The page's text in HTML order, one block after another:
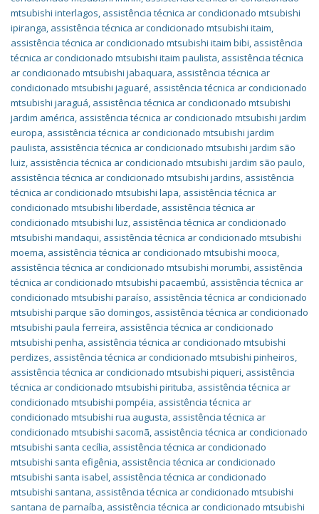
mtsubishi interlagos, assistência técnica ar condicionado mtsubishi
ipiranga, assistência técnica ar condicionado mtsubishi itaim,
assistência técnica ar condicionado mtsubishi itaim bibi, assistência
técnica ar condicionado mtsubishi itaim paulista, assistência técnica
ar condicionado mtsubishi jabaquara, assistência técnica ar
condicionado mtsubishi jaguaré, assistência técnica ar condicionado
mtsubishi jaraguá, assistência técnica ar condicionado mtsubishi
jardim américa, assistência técnica ar condicionado mtsubishi jardim
europa, assistência técnica ar condicionado mtsubishi jardim
paulista, assistência técnica ar condicionado mtsubishi jardim são
luiz, assistência técnica ar condicionado mtsubishi jardim são paulo,
assistência técnica ar condicionado mtsubishi jardins, assistência
técnica ar condicionado mtsubishi lapa, assistência técnica ar
condicionado mtsubishi liberdade, assistência técnica ar
condicionado mtsubishi luz, assistência técnica ar condicionado
mtsubishi mandaqui, assistência técnica ar condicionado mtsubishi
moema, assistência técnica ar condicionado mtsubishi mooca,
assistência técnica ar condicionado mtsubishi morumbi, assistência
técnica ar condicionado mtsubishi pacaembú, assistência técnica ar
condicionado mtsubishi paraíso, assistência técnica ar condicionado
mtsubishi parque são domingos, assistência técnica ar condicionado
mtsubishi paula ferreira, assistência técnica ar condicionado
mtsubishi penha, assistência técnica ar condicionado mtsubishi
perdizes, assistência técnica ar condicionado mtsubishi pinheiros,
assistência técnica ar condicionado mtsubishi piqueri, assistência
técnica ar condicionado mtsubishi pirituba, assistência técnica ar
condicionado mtsubishi pompéia, assistência técnica ar
condicionado mtsubishi rua augusta, assistência técnica ar
condicionado mtsubishi sacomã, assistência técnica ar condicionado
mtsubishi santa cecília, assistência técnica ar condicionado
mtsubishi santa efigênia, assistência técnica ar condicionado
mtsubishi santa isabel, assistência técnica ar condicionado
mtsubishi santana, assistência técnica ar condicionado mtsubishi
santana de parnaíba, assistência técnica ar condicionado mtsubishi